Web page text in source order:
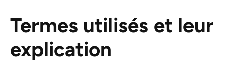
Termes utilisés et leur
explication